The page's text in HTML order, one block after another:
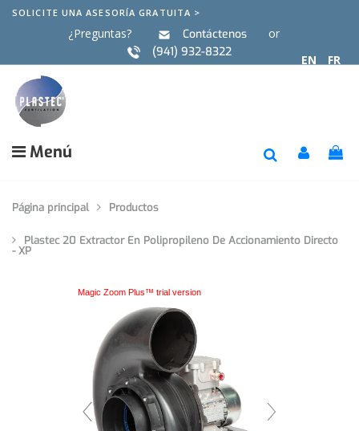
EN FR
SOLICITE UNA ASESORÍA GRATUITA >
¿Preguntas? Contáctenos
or
(941) 932-8322
Menú
Página principal Productos
Plastec 20 Extractor En Polipropileno De Accionamiento Directo
- XP
Magic Zoom Plus™ trial version